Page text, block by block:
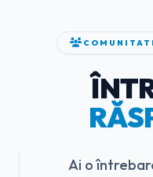
Ai o